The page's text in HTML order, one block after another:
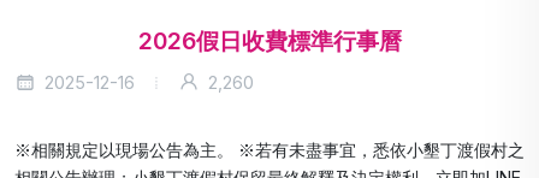
2026假日收費標準行事曆
2025-12-16 2,260
※相關規定以現場公告為主。 ※若有未盡事宜，悉依小墾丁渡假村之